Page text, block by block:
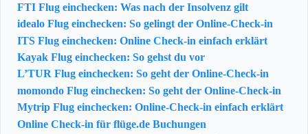
FTI Flug einchecken: Was nach der Insolvenz gilt
idealo Flug einchecken: So gelingt der Online-Check-in
ITS Flug einchecken: Online Check-in einfach erklärt
Kayak Flug einchecken: So gehst du vor
L’TUR Flug einchecken: So geht der Online-Check-in
momondo Flug einchecken: So geht der Online-Check-in
Mytrip Flug einchecken: Online-Check-in einfach erklärt
Online Check-in für flüge.de Buchungen